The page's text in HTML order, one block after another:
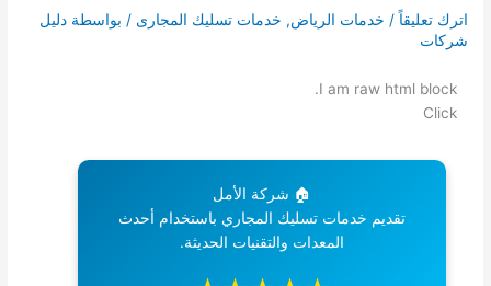
اترك تعليقاً / خدمات الرياض, خدمات تسليك المجارى / بواسطة دليل
شركات
I am raw html block.
Click
🏠 شركة الأمل
تقديم خدمات تسليك المجاري باستخدام أحدث
المعدات والتقنيات الحديثة.